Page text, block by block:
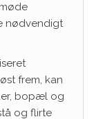
nødvendigt
frem, kan
bopæl og
og flirte